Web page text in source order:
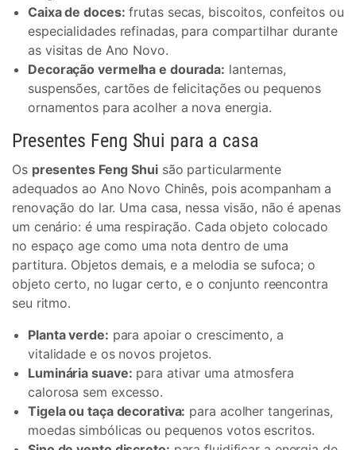
Caixa de doces: frutas secas, biscoitos, confeitos ou
especialidades refinadas, para compartilhar durante
as visitas de Ano Novo.
Decoração vermelha e dourada: lanternas,
suspensões, cartões de felicitações ou pequenos
ornamentos para acolher a nova energia.
Presentes Feng Shui para a casa
Os presentes Feng Shuisão particularmente
adequados ao Ano Novo Chinês, pois acompanham a
renovação do lar. Uma casa, nessa visão, não é apenas
um cenário: é uma respiração. Cada objeto colocado
no espaço age como uma nota dentro de uma
partitura. Objetos demais, e a melodia se sufoca; o
objeto certo, no lugar certo, e o conjunto reencontra
seu ritmo.
Planta verde: para apoiar o crescimento, a
vitalidade e os novos projetos.
Luminária suave: para ativar uma atmosfera
calorosa sem excesso.
Tigela ou taça decorativa: para acolher tangerinas,
moedas simbólicas ou pequenos votos escritos.